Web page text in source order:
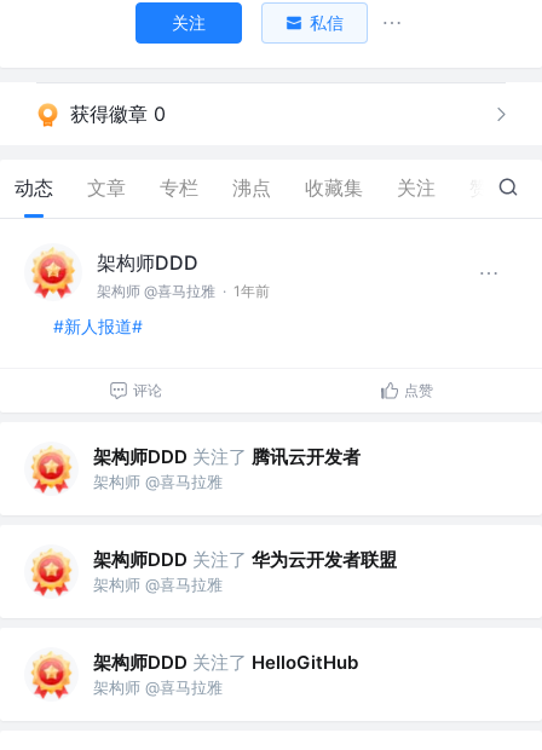
关注 私信
获得徽章 0
动态 文章 专栏 沸点 收藏集 关注 6
架构师DDD
架构师 @喜马拉雅 · 1年前
#新人报道#
评论 点赞
架构师DDD 关注了 腾讯云开发者
架构师 @喜马拉雅
架构师DDD 关注了 华为云开发者联盟
架构师 @喜马拉雅
架构师DDD 关注了 HelloGitHub
架构师 @喜马拉雅